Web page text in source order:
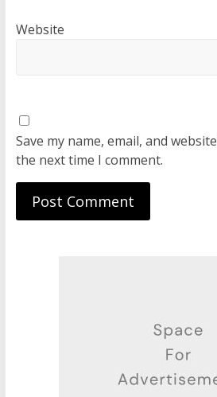
Website
Save my name, email, and
the next time I comment.